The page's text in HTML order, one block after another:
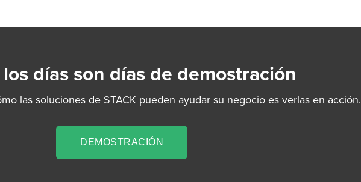
los días son días de demostración
las soluciones de STACK pueden ayudar su negocio es verlas en acción.
DEMOSTRACIÓN